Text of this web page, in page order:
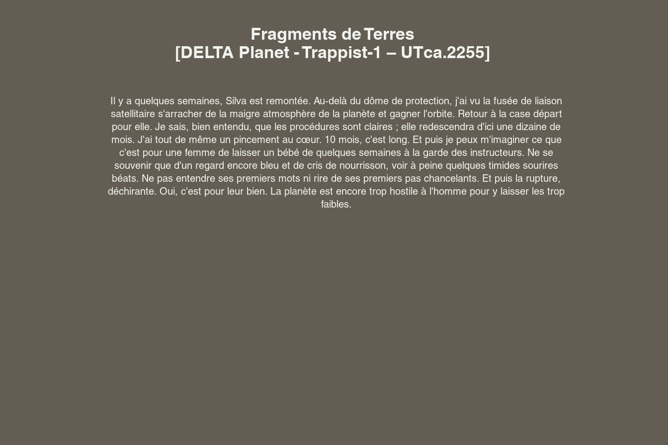
Fragments de Terres
[DELTA Planet - Trappist-1 – UTca.2255]
Il y a quelques semaines, Silva est remontée. Au-delà du dôme de protection, j'ai vu la fusée de liaison
satellitaire s'arracher de la maigre atmosphère de la planète et gagner l'orbite. Retour à la case départ
pour elle. Je sais, bien entendu, que les procédures sont claires ; elle redescendra d'ici une dizaine de
mois. J'ai tout de même un pincement au cœur. 10 mois, c'est long. Et puis je peux m'imaginer ce que
c'est pour une femme de laisser un bébé de quelques semaines à la garde des instructeurs. Ne se
souvenir que d'un regard encore bleu et de cris de nourrisson, voir à peine quelques timides sourires
béats. Ne pas entendre ses premiers mots ni rire de ses premiers pas chancelants. Et puis la rupture,
déchirante. Oui, c'est pour leur bien. La planète est encore trop hostile à l'homme pour y laisser les trop
faibles.